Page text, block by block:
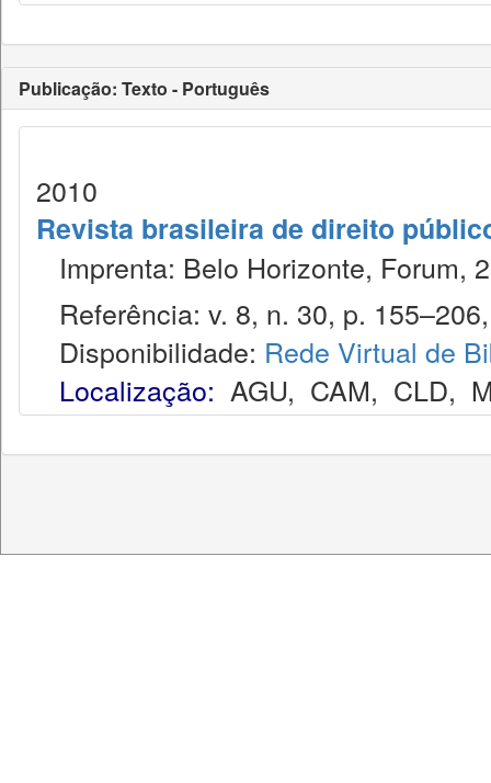
Publicação: Texto - Português
2010
Revista brasileira de direito
Imprenta: Belo Horizonte, Forum,
Referência: v. 8, n. 30, p.
Disponibilidade: Rede Virtual de
Localização: AGU, CAM, CLD,